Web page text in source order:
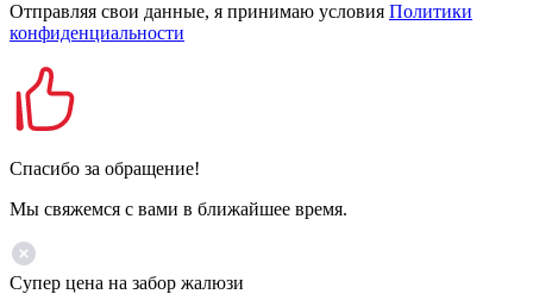
Отправляя свои данные, я принимаю условия Политики
конфиденциальности
Спасибо за обращение!
Мы свяжемся с вами в ближайшее время.
Супер цена на забор жалюзи